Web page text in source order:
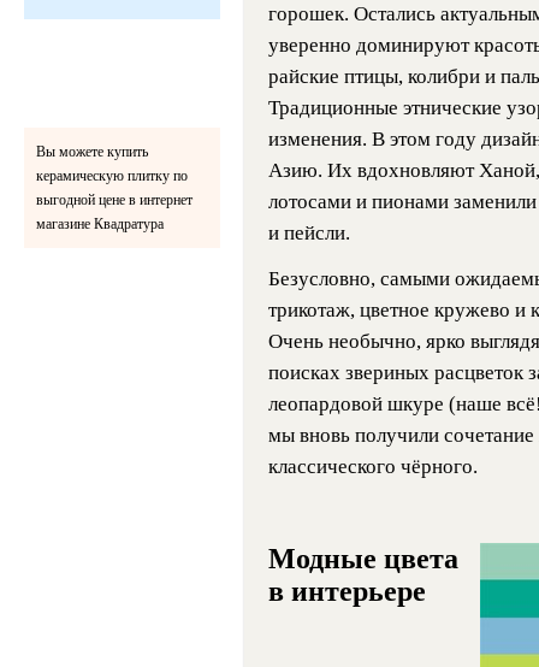
Вы можете купить
керамическую плитку по
выгодной цене в интернет
магазине Квадратура
горошек. Остались
уверенно доминируют
райские птицы, колибри и
Традиционные этнические
изменения. В этом году
Азию. Их вдохновляют
лотосами и пионами
и пейсли.
Безусловно, самыми
трикотаж, цветное кружево и
Очень необычно, ярко
поисках звериных расцветок
леопардовой шкуре (наше
мы вновь получили
классического чёрного.
Модные цвета
в интерьере